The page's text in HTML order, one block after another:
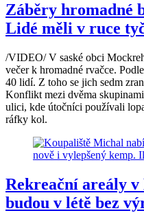
Záběry hromadné
Lidé měli v ruce
/VIDEO/ V saské obci
večer k hromadné rvačce.
40 lidí. Z toho se jich sedm
Konflikt mezi dvěma
ulici, kde útočníci používali
ráfky kol.
Rekreační areály
budou v létě bez